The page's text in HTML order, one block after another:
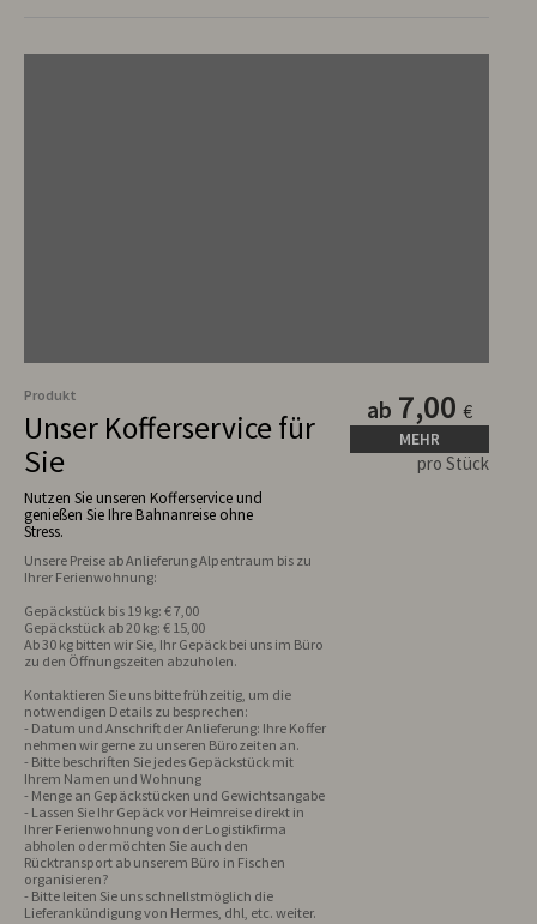
Produkt
Unser Kofferservice für
Sie
Nutzen Sie unseren Kofferservice und
genießen Sie Ihre Bahnanreise ohne
Stress.
Unsere Preise ab Anlieferung Alpentraum bis zu
Gepäckstück bis 19 kg: € 7,00
Gepäckstück ab 20 kg: € 15,00
Ab 30 kg bitten wir Sie, Ihr Gepäck bei uns im Büro
zu den Öffnungszeiten abzuholen.
Kontaktieren Sie uns bitte frühzeitig, um die
notwendigen Details zu besprechen:
- Datum und Anschrift der Anlieferung: Ihre Koffer
nehmen wir gerne zu unseren Bürozeiten an.
- Bitte beschriften Sie jedes Gepäckstück mit
Ihrem Namen und Wohnung
- Menge an Gepäckstücken und Gewichtsangabe
- Lassen Sie Ihr Gepäck vor Heimreise direkt in
Ihrer Ferienwohnung von der Logistikfirma
abholen oder möchten Sie auch den
Rücktransport ab unserem Büro in Fischen
organisieren?
- Bitte leiten Sie uns schnellstmöglich die
Lieferankündigung von Hermes, dhl, etc. weiter.
ab 7,00 €
MEHR
pro Stück